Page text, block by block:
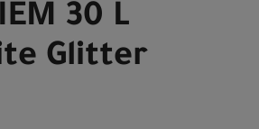
30 L
Glitter